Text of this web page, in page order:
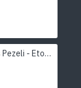
Etole bordures avec motifs Pezeli - Etole indienne